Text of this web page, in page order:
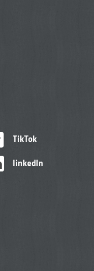
TikTok
linkedIn